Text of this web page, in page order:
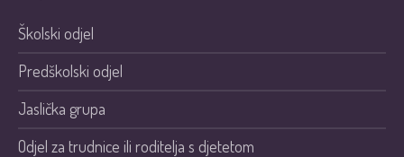
Školski odjel
Predškolski odjel
Jaslička grupa
Odjel za trudnice ili roditelja s djetetom